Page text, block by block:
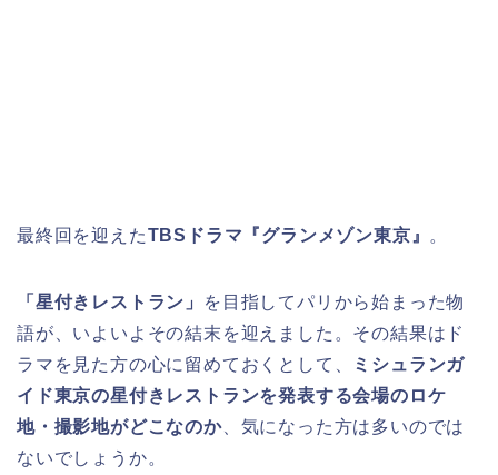
最終回を迎えたTBSドラマ『グランメゾン東京』 。
「星付きレストラン」
を目指してパリから始まった物
語が、いよいよその結末を迎えました。その結果はド
ラマを見た方の心に留めておくとして、
ミシュランガ
イド東京の星付きレストランを発表する会場のロケ
地・撮影地がどこなのか、気になった方は多いのでは
ないでしょうか。